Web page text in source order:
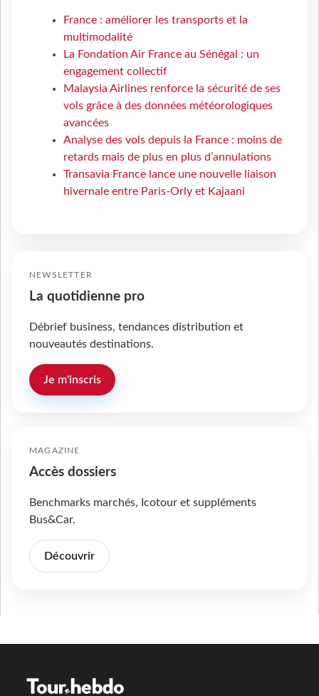
France : améliorer les transports et la
multimodalité
La Fondation Air France au Sénégal : un
engagement collectif
Malaysia Airlines renforce la sécurité de ses
vols grâce à des données météorologiques
avancées
Analyse des vols depuis la France : moins de
retards mais de plus en plus d’annulations
Transavia France lance une nouvelle liaison
hivernale entre Paris-Orly et Kajaani
NEWSLETTER
La quotidienne pro
Débrief business, tendances distribution et
nouveautés destinations.
Je m'inscris
MAGAZINE
Accès dossiers
Benchmarks marchés, Icotour et suppléments
Bus&Car.
Découvrir